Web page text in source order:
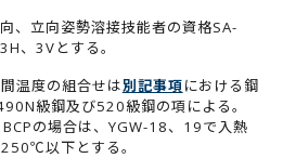
、立向姿勢溶接技能者の資格SA-
、3Vとする。
温度の組合せは別記事項における鋼
級鋼及び520級鋼の項による。
の場合は、YGW-18、19で入熱
以下とする。